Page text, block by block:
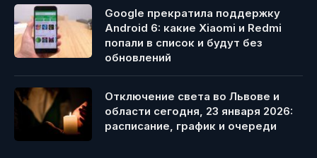
Google прекратила поддержку
Android 6: какие Xiaomi и Redmi
попали в список и будут без
обновлений
Отключение света во Львове и
области сегодня, 23 января 2026:
расписание, график и очереди